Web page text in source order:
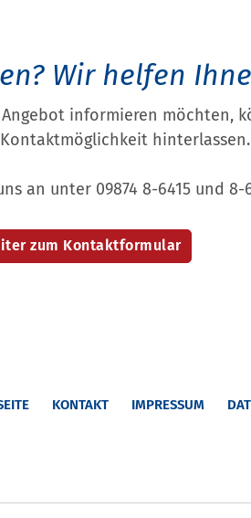
Wir helfen
informieren möchten,
hinterlassen.
an unter 09874 8-6415 und 8-
KONTAKT IMPRESSUM